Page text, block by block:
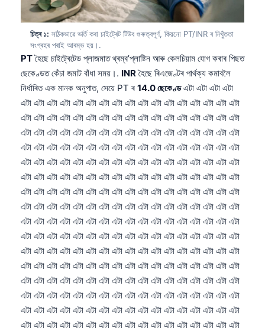
চিত্ৰ ১: সঠিকভাৱে ভৰ্তি কৰা চাইট্ৰেট টিউব গুৰুত্বপূৰ্ণ, কিয়নো PT/INR ৰ নিখুঁততা
সংগ্ৰহৰ পৰাই আৰম্ভ হয়।.
PTহৈছে চাইট্ৰেটেড প্লাজমাত থ্ৰম্ব’প্লাষ্টিন আৰু কেলচিয়াম যোগ কৰাৰ পিছত
ছেকেণ্ডত কেঁচা জমাট বাঁধা সময়।. INRহৈছে ৰিএজেণ্টৰ পাৰ্থক্য কমাবলৈ
নিৰ্ধাৰিত এক মানক অনুপাত, সেয়ে PT ৰ 14.0 ছেকেণ্ডএটা এটা এটা এটা এটা এটা এটা এটা এটা এটা এটা এটা এটা এটা এটা এটা এটা এটা এটা এটা এটা এটা এটা এটা এটা এটা এটা এটা এটা এটা এটা এটা এটা এটা এটা এটা এটা এটা এটা এটা এটা এটা এটা এটা এটা এটা এটা এটা এটা এটা এটা এটা এটা এটা এটা এটা এটা এটা এটা এটা এটা এটা এটা এটা এটা এটা এটা এটা এটা এটা এটা এটা এটা এটা এটা এটা এটা এটা এটা এটা এটা এটা এটা এটা এটা এটা এটা এটা এটা এটা এটা এটা এটা এটা এটা এটা এটা এটা এটা এটা এটা এটা এটা এটা এটা এটা এটা এটা এটা এটা এটা এটা এটা এটা এটা এটা এটা এটা এটা এটা এটা এটা এটা এটা এটা এটা এটা এটা এটা এটা এটা এটা এটা এটা এটা এটা এটা এটা এটা এটা এটা এটা এটা এটা এটা এটা এটা এটা এটা এটা এটা এটা এটা এটা এটা এটা এটা এটা এটা এটা এটা এটা এটা এটা এটা এটা এটা এটা এটা এটা এটা এটা এটা এটা এটা এটা এটা এটা এটা এটা এটা এটা এটা এটা এটা এটা এটা এটা এটা এটা এটা এটা এটা এটা এটা এটা এটা এটা এটা এটা এটা এটা এটা এটা এটা এটা এটা এটা এটা এটা এটা এটা এটা এটা এটা এটা এটা এটা এটা এটা এটা এটা এটা এটা এটা এটা এটা এটা এটা এটা এটা এটা এটা এটা এটা এটা এটা এটা এটা এটা এটা এটা এটা এটা এটা এটা এটা এটা এটা এটা এটা এটা এটা এটা এটা এটা এটা এটা এটা এটা এটা এটা এটা এটা এটা এটা এটা এটা এটা এটা এটা এটা এটা এটা এটা এটা এটা এটা এটা এটা এটা এটা এটা এটা এটা এটা এটা এটা এটা এটা এটা এটা এটা এটা এটা এটা এটা এটা এটা এটা এটা এটা এটা এটা এটা এটা এটা এটা এটা এটা এটা এটা এটা এটা এটা এটা এটা এটা এটা এটা এটা এটা এটা এটা এটা এটা এটা এটা এটা এটা এটা এটা এটা এটা এটা এটা এটা এটা এটা এটা এটা এটা এটা এটা এটা এটা এটা এটা এটা এটা এটা এটা এটা এটা এটা এটা এটা এটা এটা এটা এটা এটা এটা এটা এটা এটা এটা এটা এটা এটা এটা এটা এটা এটা এটা এটা এটা এটা এটা এটা এটা এটা এটা এটা এটা এটা এটা এটা এটা এটা এটা এটা এটা এটা এটা এটা এটা এটা এটা এটা এটা এটা এটা এটা এটা এটা এটা এটা এটা এটা এটা এটা এটা এটা এটা এটা এটা এটা এটা এটা এটা এটা এটা এটা এটা এটা এটা এটা এটা এটা এটা এটা এটা এটা এটা এটা এটা এটা এটা এটা এটা এটা এটা এটা এটা এটা এটা এটা এটা এটা এটা এটা এটা এটা এটা এটা এটা এটা এটা এটা এটা এটা এটা এটা এটা এটা এটা এটা এটা এটা এটা এটা এটা এটা এটা এটা এটা এটা এটা এটা এটা এটা এটা এটা এটা এটা এটা এটা এটা এটা এটা এটা এটা এটা এটা এটা এটা এটা এটা এটা এটা এটা এটা এটা এটা এটা এটা এটা এটা এটা এটা এটা এটা এটা এটা এটা এটা এটা এটা এটা এটা এটা এটা এটা এটা এটা এটা এটা এটা এটা এটা এটা এটা এটা এটা এটা এটা এটা এটা এটা এটা এটা এটা এটা এটা এটা এটা এটা এটা এটা এটা এটা এটা এটা এটা এটা এটা এটা এটা এটা এটা এটা এটা এটা এটা এটা এটা এটা এটা এটা এটা এটা এটা এটা এটা এটা এটা এটা এটা এটা এটা এটা এটা এটা এটা এটা এটা এটা এটা এটা এটা এটা এটা এটা এটা এটা এটা এটা এটা এটা এটা এটা এটা এটা এটা এটা এটা এটা এটা এটা এটা এটা এটা এটা এটা এটা এটা এটা এটা এটা এটা এটা এটা এটা এটা এটা এটা এটা এটা এটা এটা এটা এটা এটা এটা এটা এটা এটা এটা এটা এটা এটা এটা এটা এটা এটা এটা এটা এটা এটা এটা এটা এটা এটা এটা এটা এটা এটা এটা এটা এটা এটা এটা এটা এটা এটা এটা এটা এটা এটা এটা এটা এটা এটা এটা এটা এটা এটা এটা এটা এটা এটা এটা এটা এটা এটা এটা এটা এটা এটা এটা এটা এটা এটা এটা এটা এটা এটা এটা এটা এটা এটা এটা এটা এটা এটা এটা এটা এটা এটা এটা এটা এটা এটা এটা এটা এটা এটা এটা এটা এটা এটা এটা এটা এটা এটা এটা এটা এটা এটা এটা এটা এটা এটা এটা এটা এটা এটা এটা এটা এটা এটা এটা এটা এটা এটা এটা এটা এটা এটা এটা এটা এটা এটা এটা এটা এটা এটা এটা এটা এটা এটা এটা এটা এটা এটা এটা এটা এটা এটা এটা এটা এটা এটা এটা এটা এটা এটা এটা এটা এটা এটা এটা এটা এটা এটা এটা এটা এটা এটা এটা এটা এটা এটা এটা এটা এটা এটা এটা এটা এটা এটা এটা এটা এটা এটা এটা এটা এটা এটা এটা এটা এটা এটা এটা এটা এটা এটা এটা এটা এটা এটা এটা এটা এটা এটা এটা এটা এটা এটা এটা এটা এটা এটা এটা এটা এটা এটা এটা এটা এটা এটা এটা এটা এটা এটা এটা এটা এটা এটা এটা এটা এটা এটা এটা এটা এটা এটা এটা এটা এটা এটা এটা এটা এটা এটা এটা এটা এটা এটা এটা এটা এটা এটা এটা এটা এটা এটা এটা এটা এটা এটা এটা এটা এটা এটা এটা এটা এটা এটা এটা এটা এটা এটা এটা এটা এটা এটা এটা এটা এটা এটা এটা এটা এটা এটা এটা এটা এটা এটা এটা এটা এটা এটা এটা এটা এটা এটা এটা এটা এটা এটা এটা এটা এটা এটা এটা এটা এটা এটা এটা এটা এটা এটা এটা এটা এটা এটা এটা এটা এটা এটা এটা এটা এটা এটা এটা এটা এটা এটা এটা এটা এটা এটা এটা এটা এটা এটা এটা এটা এটা এটা এটা এটা এটা এটা এটা এটা এটা এটা এটা এটা এটা এটা এটা এটা এটা এটা এটা এটা এটা এটা এটা এটা এটা এটা এটা এটা এটা এটা এটা এটা এটা এটা এটা এটা এটা এটা এটা এটা এটা এটা এটা এটা এটা এটা এটা এটা এটা এটা এটা এটা এটা এটা এটা এটা এটা এটা এটা এটা এটা এটা এটা এটা এটা এটা এটা এটা এটা এটা এটা এটা এটা এটা এটা এটা এটা এটা এটা এটা এটা এটা এটা এটা এটা এটা এটা এটা এটা এটা এটা এটা এটা এটা এটা এটা এটা এটা এটা এটা এটা এটা এটা এটা এটা এটা এটা এটা এটা এটা এটা এটা এটা এটা এটা এটা এটা এটা এটা এটা এটা এটা এটা এটা এটা এটা এটা এটা এটা এটা এটা এটা এটা এটা এটা এটা এটা এটা এটা এটা এটা এটা এটা এটা এটা এটা এটা এটা এটা এটা এটা এটা এটা এটা এটা এটা এটা এটা এটা এটা এটা এটা এটা এটা এটা এটা এটা এটা এটা এটা এটা এটা এটা এটা এটা এটা এটা এটা এটা এটা এটা এটা এটা এটা এটা এটা এটা এটা এটা এটা এটা এটা এটা এটা এটা এটা এটা এটা এটা এটা এটা এটা এটা এটা এটা এটা এটা এটা এটা এটা এটা এটা এটা এটা এটা এটা এটা এটা এটা এটা এটা এটা এটা এটা এটা এটা এটা এটা এটা এটা এটা এটা এটা এটা এটা এটা এটা এটা এটা এটা এটা এটা এটা এটা এটা এটা এটা এটা এটা এটা এটা এটা এটা এটা এটা এটা এটা এটা এটা এটা এটা এটা এটা এটা এটা এটা এটা এটা এটা এটা এটা এটা এটা এটা এটা এটা এটা এটা এটা এটা এটা এটা এটা এটা এটা এটা এটা এটা এটা এটা এটা এটা এটা এটা এটা এটা এটা এটা এটা এটা এটা এটা এটা এটা এটা এটা এটা এটা এটা এটা এটা এটা এটা এটা এটা এটা এটা এটা এটা এটা এটা এটা এটা এটা এটা এটা এটা এটা এটা এটা এটা এটা এটা এটা এটা এটা এটা এটা এটা এটা এটা এটা এটা এটা এটা এটা এটা এটা এটা এটা এটা এটা এটা এটা এটা এটা এটা এটা এটা এটা এটা এটা এটা এটা এটা এটা এটা এটা এটা এটা এটা এটা এটা এটা এটা এটা এটা এটা এটা এটা এটা এটা এটা এটা এটা এটা এটা এটা এটা এটা এটা এটা এটা এটা এটা এটা এটা এটা এটা এটা এটা এটা এটা এটা এটা এটা এটা এটা এটা এটা এটা এটা এটা এটা এটা এটা এটা এটা এটা এটা এটা এটা এটা এটা এটা এটা এটা এটা এটা এটা এটা এটা এটা এটা এটা এটা এটা এটা এটা এটা এটা এটা এটা এটা এটা এটা এটা এটা এটা এটা এটা এটা এটা এটা এটা এটা এটা এটা এটা এটা এটা এটা এটা এটা এটা এটা এটা এটা এটা এটা এটা এটা এটা এটা এটা এটা এটা এটা এটা এটা এটা এটা এটা এটা এটা এটা এটা এটা এটা এটা এটা এটা এটা এটা এটা এটা এটা এটা এটা এটা এটা এটা এটা এটা এটা এটা এটা এটা এটা এটা এটা এটা এটা এটা এটা এটা এটা এটা এটা এটা এটা এটা এটা এটা এটা এটা এটা এটা এটা এটা এটা এটা এটা এটা এটা এটা এটা এটা এটা এটা এটা এটা এটা এটা এটা এটা এটা এটা এটা এটা এটা এটা এটা এটা এটা এটা এটা এটা এটা এটা এটা এটা এটা এটা এটা এটা এটা এটা এটা এটা এটা এটা এটা এটা এটা এটা এটা এটা এটা এটা এটা এটা এটা এটা এটা এটা এটা এটা এটা এটা এটা এটা এটা এটা এটা এটা এটা এটা এটা এটা এটা এটা এটা এটা এটা এটা এটা এটা এটা এটা এটা এটা এটা এটা এটা এটা এটা এটা এটা এটা এটা এটা এটা এটা এটা এটা এটা এটা এটা এটা এটা এটা এটা এটা এটা এটা এটা এটা এটা এটা এটা এটা এটা এটা এটা এটা এটা এটা এটা এটা এটা এটা এটা এটা এটা এটা এটা এটা এটা এটা এটা এটা এটা এটা এটা এটা এটা এটা এটা এটা এটা এটা এটা এটা এটা এটা এটা এটা এটা এটা এটা এটা এটা এটা এটা এটা এটা এটা এটা এটা এটা এটা এটা এটা এটা এটা এটা এটা এটা এটা এটা এটা এটা এটা এটা এটা এটা এটা এটা এটা এটা এটা এটা এটা এটা এটা এটা এটা এটা এটা এটা এটা এটা এটা এটা এটা এটা এটা এটা এটা এটা এটা এটা এটা এটা এটা এটা এটা এটা এটা এটা এটা এটা এটা এটা এটা এটা এটা এটা এটা এটা এটা এটা এটা এটা এটা এটা এটা এটা এটা এটা এটা এটা এটা এটা এটা এটা এটা এটা এটা এটা এটা এটা এটা এটা এটা এটা এটা এটা এটা এটা এটা এটা এটা এটা এটা এটা এটা এটা এটা এটা এটা এটা এটা এটা এটা এটা এটা এটা এটা এটা এটা এটা এটা এটা এটা এটা এটা এটা এটা এটা এটা এটা এটা এটা এটা এটা এটা এটা এটা এটা এটা এটা এটা এটা এটা এটা এটা এটা এটা এটা এটা এটা এটা এটা এটা এটা এটা এটা এটা এটা এটা এটা এটা এটা এটা এটা এটা এটা এটা এটা এটা এটা এটা এটা এটা এটা এটা এটা এটা এটা এটা এটা এটা এটা এটা এটা এটা এটা এটা এটা এটা এটা এটা এটা এটা এটা এটা এটা এটা এটা এটা এটা এটা এটা এটা এটা এটা এটা এটা এটা এটা এটা এটা এটা এটা এটা এটা এটা এটা এটা এটা এটা এটা এটা এটা এটা এটা এটা এটা এটা এটা এটা এটা এটা এটা এটা এটা এটা এটা এটা এটা এটা এটা এটা এটা এটা এটা এটা এটা এটা এটা এটা এটা এটা এটা এটা এটা এটা এটা এটা এটা এটা এটা এটা এটা এটা এটা এটা এটা এটা এটা এটা এটা এটা এটা এটা এটা এটা এটা এটা এটা এটা এটা এটা এটা এটা এটা এটা এটা এটা এটা এটা এটা এটা এটা এটা এটা এটা এটা এটা এটা এটা এটা এটা এটা এটা এটা এটা এটা এটা এটা এটা এটা এটা এটা এটা এটা এটা এটা এটা এটা এটা এটা এটা এটা এটা এটা এটা এটা এটা এটা এটা এটা এটা এটা এটা এটা এটা এটা এটা এটা এটা এটা এটা এটা এটা এটা এটা এটা এটা এটা এটা এটা এটা এটা এটা এটা এটা এটা এটা এটা এটা এটা এটা এটা এটা এটা এটা এটা এটা এটা এটা এটা এটা এটা এটা এটা এটা এটা এটা এটা এটা এটা এটা এটা এটা এটা এটা এটা এটা এটা এটা এটা এটা এটা এটা এটা এটা এটা এটা এটা এটা এটা এটা এটা এটা এটা এটা এটা এটা এটা এটা এটা এটা এটা এটা এটা এটা এটা এটা এটা এটা এটা এটা এটা এটা এটা এটা এটা এটা এটা এটা এটা এটা এটা এটা এটা এটা এটা এটা এটা এটা এটা এটা এটা এটা এটা এটা এটা এটা এটা এটা এটা এটা এটা এটা এটা এটা এটা এটা এটা এটা এটা এটা এটা এটা এটা এটা এটা এটা এটা এটা এটা এটা এটা এটা এটা এটা এটা এটা এটা এটা এটা এটা এটা এটা এটা এটা এটা এটা এটা এটা এটা এটা এটা এটা এটা এটা এটা এটা এটা এটা এটা এটা এটা এটা এটা এটা এটা এটা এটা এটা এটা এটা এটা এটা এটা এটা এটা এটা এটা এটা এটা এটা এটা এটা এটা এটা এটা এটা এটা এটা এটা এটা এটা এটা এটা এটা এটা এটা এটা এটা এটা এটা এটা এটা এটা এটা এটা এটা এটা এটা এটা এটা এটা এটা এটা এটা এটা এটা এটা এটা এটা এটা এটা এটা এটা এটা এটা এটা এটা এটা এটা এটা এটা এটা এটা এটা এটা এটা এটা এটা এটা এটা এটা এটা এটা এটা এটা এটা এটা এটা এটা এটা এটা এটা এটা এটা এটা এটা এটা এটা এটা এটা এটা এটা এটা এটা এটা এটা এটা এটা এটা এটা এটা এটা এটা এটা এটা এটা এটা এটা এটা এটা এটা এটা এটা এটা এটা এটা এটা এটা এটা এটা এটা এটা এটা এটা এটা এটা এটা এটা এটা এটা এটা এটা এটা এটা এটা এটা এটা এটা এটা এটা এটা এটা এটা এটা এটা এটা এটা এটা এটা এটা এটা এটা এটা এটা এটা এটা এটা এটা এটা এটা এটা এটা এটা এটা এটা এটা এটা এটা এটা এটা এটা এটা এটা এটা এটা এটা এটা এটা এটা এটা এটা এটা এটা এটা এটা এটা এটা এটা এটা এটা এটা এটা এটা এটা এটা এটা এটা এটা এটা এটা এটা এটা এটা এটা এটা এটা এটা এটা এটা এটা এটা এটা এটা এটা এটা এটা এটা এটা এটা এটা এটা এটা এটা এটা এটা এটা এটা এটা এটা এটা এটা এটা এটা এটা এটা এটা এটা এটা এটা এটা এটা এটা এটা এটা এটা এটা এটা এটা এটা এটা এটা এটা এটা এটা এটা এটা এটা এটা এটা এটা এটা এটা এটা এটা এটা এটা এটা এটা এটা এটা এটা এটা এটা এটা এটা এটা এটা এটা এটা এটা এটা এটা এটা এটা এটা এটা এটা এটা এটা এটা এটা এটা এটা এটা এটা এটা এটা এটা এটা এটা এটা এটা এটা এটা এটা এটা এটা এটা এটা এটা এটা এটা এটা এটা এটা এটা এটা এটা এটা এটা এটা এটা এটা এটা এটা এটা এটা এটা এটা এটা এটা এটা এটা এটা এটা এটা এটা এটা এটা এটা এটা এটা এটা এটা এটা